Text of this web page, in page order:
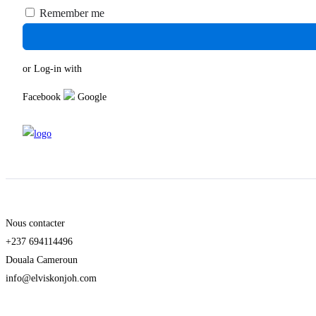
Remember me
or Log-in with
Facebook Google
Nous contacter
+237 694114496
Douala Cameroun
info@elviskonjoh.com